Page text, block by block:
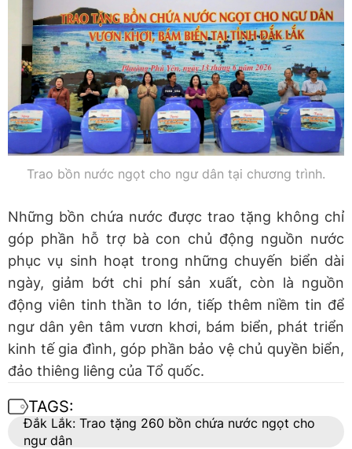
Trao bồn nước ngọt cho ngư dân tại chương trình.
Những bồn chứa nước được trao tặng không chỉ
góp phần hỗ trợ bà con chủ động nguồn nước
phục vụ sinh hoạt trong những chuyến biển dài
ngày, giảm bớt chi phí sản xuất, còn là nguồn
động viên tinh thần to lớn, tiếp thêm niềm tin để
ngư dân yên tâm vươn khơi, bám biển, phát triển
kinh tế gia đình, góp phần bảo vệ chủ quyền biển,
đảo thiêng liêng của Tổ quốc.
TAGS:
Đắk Lắk: Trao tặng 260 bồn chứa nước ngọt cho
ngư dân